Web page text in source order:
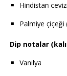
Hindistan
Palmiye
Dip notalar
Vanilya